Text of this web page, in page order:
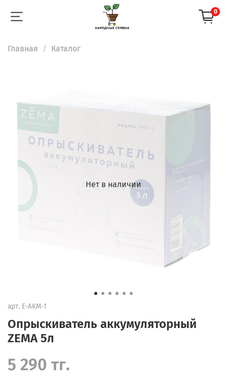
0
Главная Каталог
Нет в наличии
арт. E-AKM-1
Опрыскиватель аккумуляторный
ZEMA 5л
5 290 тг.